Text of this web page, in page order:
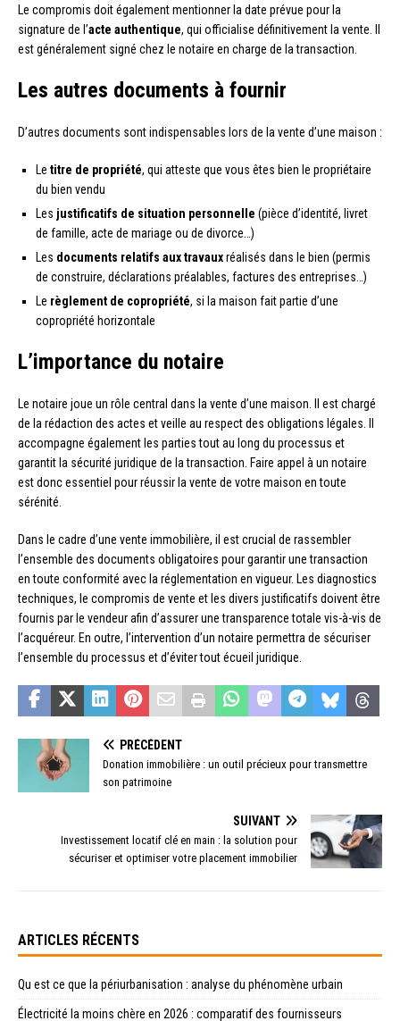
Le compromis doit également mentionner la date prévue pour la
signature de l’acte authentique, qui officialise définitivement la vente. Il
est généralement signé chez le notaire en charge de la transaction.
Les autres documents à fournir
D’autres documents sont indispensables lors de la vente d’une maison :
Le titre de propriété, qui atteste que vous êtes bien le propriétaire
du bien vendu
Les justificatifs de situation personnelle (pièce d’identité, livret
de famille, acte de mariage ou de divorce…)
Les documents relatifs aux travauxréalisés dans le bien (permis
de construire, déclarations préalables, factures des entreprises…)
Le règlement de copropriété, si la maison fait partie d’une
copropriété horizontale
L’importance du notaire
Le notaire joue un rôle central dans la vente d’une maison. Il est chargé
de la rédaction des actes et veille au respect des obligations légales. Il
accompagne également les parties tout au long du processus et
garantit la sécurité juridique de la transaction. Faire appel à un notaire
est donc essentiel pour réussir la vente de votre maison en toute
sérénité.
Dans le cadre d’une vente immobilière, il est crucial de rassembler
l’ensemble des documents obligatoires pour garantir une transaction
en toute conformité avec la réglementation en vigueur. Les diagnostics
techniques, le compromis de vente et les divers justificatifs doivent être
fournis par le vendeur afin d’assurer une transparence totale vis-à-vis de
l’acquéreur. En outre, l’intervention d’un notaire permettra de sécuriser
l’ensemble du processus et d’éviter tout écueil juridique.
PRÉCÉDENT
Donation immobilière : un outil précieux pour transmettre
son patrimoine
SUIVANT
Investissement locatif clé en main : la solution pour
sécuriser et optimiser votre placement immobilier
ARTICLES RÉCENTS
Qu est ce que la périurbanisation : analyse du phénomène urbain
Électricité la moins chère en 2026 : comparatif des fournisseurs